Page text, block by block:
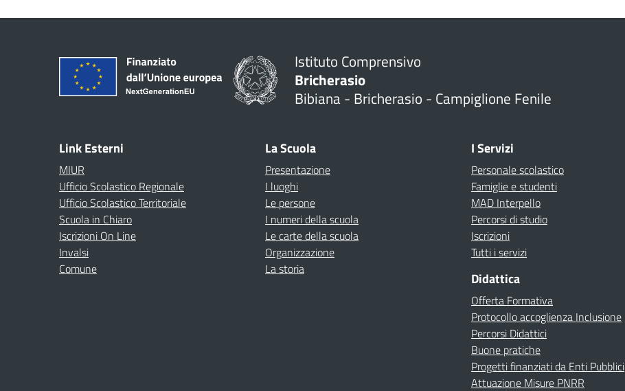
Istituto Comprensivo
Bricherasio
Bibiana - Bricherasio - Campiglione Fenile
Link Esterni
MIUR
Ufficio Scolastico Regionale
Ufficio Scolastico Territoriale
Scuola in Chiaro
Iscrizioni On Line
Invalsi
Comune
La Scuola
Presentazione
I luoghi
Le persone
I numeri della scuola
Le carte della scuola
Organizzazione
La storia
I Servizi
Personale scolastico
Famiglie e studenti
MAD Interpello
Percorsi di studio
Iscrizioni
Tutti i servizi
Didattica
Offerta Formativa
Protocollo accoglienza Inclusione
Percorsi Didattici
Buone pratiche
Progetti finanziati da Enti Pubblici
Attuazione Misure PNRR